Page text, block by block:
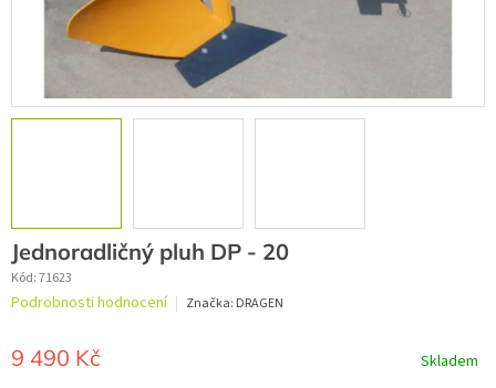
Jednoradličný pluh DP - 20
Kód:71623
Průměrné
je
0,0
Podrobnosti hodnocení Značka: DRAGEN
9 490 Kč Skladem